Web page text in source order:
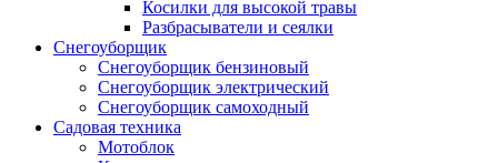
Косилки для высокой травы
Разбрасыватели и сеялки
Снегоуборщик
Снегоуборщик бензиновый
Снегоуборщик электрический
Снегоуборщик самоходный
Садовая техника
Мотоблок